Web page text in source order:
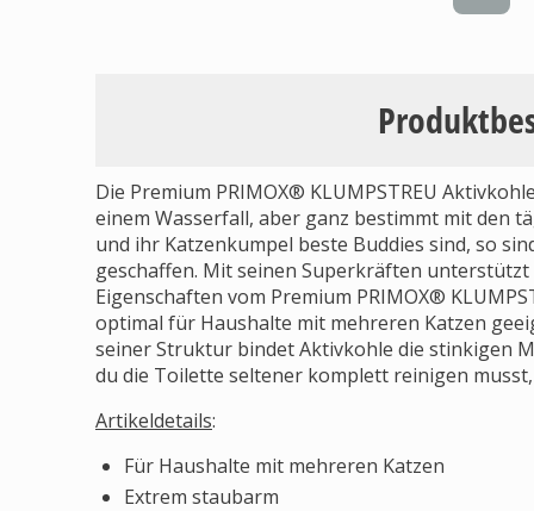
Die Premium PRIMOX® KLUMPSTREU
einem Wasserfall, aber ganz bestimmt mit den
und ihr Katzenkumpel beste Buddies sind, so
geschaffen. Mit seinen Superkräften
Eigenschaften vom Premium PRIMOX®
optimal für Haushalte mit mehreren Katzen
seiner Struktur bindet Aktivkohle die stinkigen
du die Toilette seltener komplett reinigen
Artikeldetails:
Für Haushalte mit mehreren Katzen
Extrem staubarm